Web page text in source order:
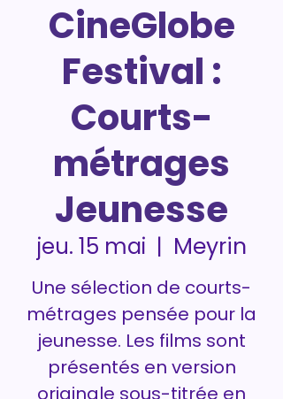
CineGlobe
Festival :
Courts-
métrages
Jeunesse
jeu. 15 mai
  |
Meyrin
Une sélection de courts-
métrages pensée pour la
jeunesse. Les films sont
présentés en version
originale sous-titrée en